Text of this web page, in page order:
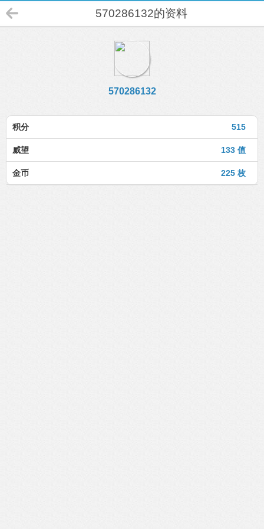
570286132的资料
570286132
515
积分
133 值
威望
225 枚
金币